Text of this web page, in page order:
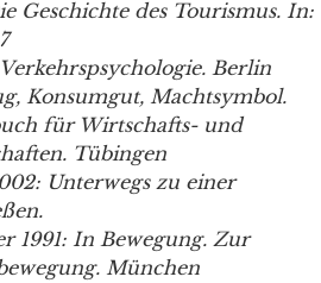
Geschichte des Tourismus. In:
Berlin
Konsumgut, Machtsymbol.
für Wirtschafts- und
Tübingen
Unterwegs zu einer
1991: In Bewegung. Zur
München